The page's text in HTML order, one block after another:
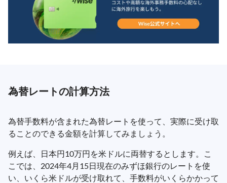
為替レートの計算方法
為替手数料が含まれた為替レートを使って、実際に受け取
ることのできる金額を計算してみましょう。
例えば、日本円10万円を米ドルに両替するとします。こ
こでは、2024年4月15日現在のみずほ銀行のレートを使
い、いくら米ドルが受け取れて、手数料がいくらかかって